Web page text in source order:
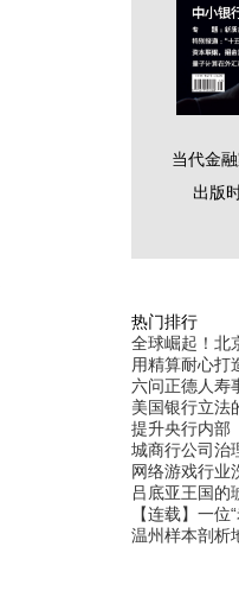
当代金
出版
热门排行
全球崛起！北
用精算耐心打
六问正德人寿
美国银行立法
提升央行内部
城商行公司治
网络游戏行业
吕底亚王国
【连载】一位
温州样本剖析